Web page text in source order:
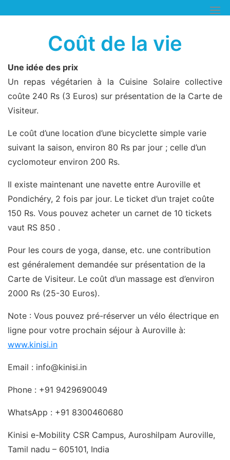
to
Coût de la vie
Une idée des prix
Un repas végétarien à la Cuisine Solaire collective
coûte 240 Rs (3 Euros) sur présentation de la Carte de
Visiteur.
Le coût d’une location d’une bicyclette simple varie
suivant la saison, environ 80 Rs par jour ; celle d’un
cyclomoteur environ 200 Rs.
Il existe maintenant une navette entre Auroville et
Pondichéry, 2 fois par jour. Le ticket d’un trajet coûte
150 Rs. Vous pouvez acheter un carnet de 10 tickets
vaut RS 850 .
Pour les cours de yoga, danse, etc. une contribution
est généralement demandée sur présentation de la
Carte de Visiteur. Le coût d’un massage est d’environ
2000 Rs (25-30 Euros).
Note : Vous pouvez pré-réserver un vélo électrique en
ligne pour votre prochain séjour à Auroville à:
www.kinisi.in
Email : info@kinisi.in
Phone : +91 9429690049
WhatsApp : +91 8300460680
Kinisi e-Mobility CSR Campus, Auroshilpam Auroville,
Tamil nadu – 605101, India